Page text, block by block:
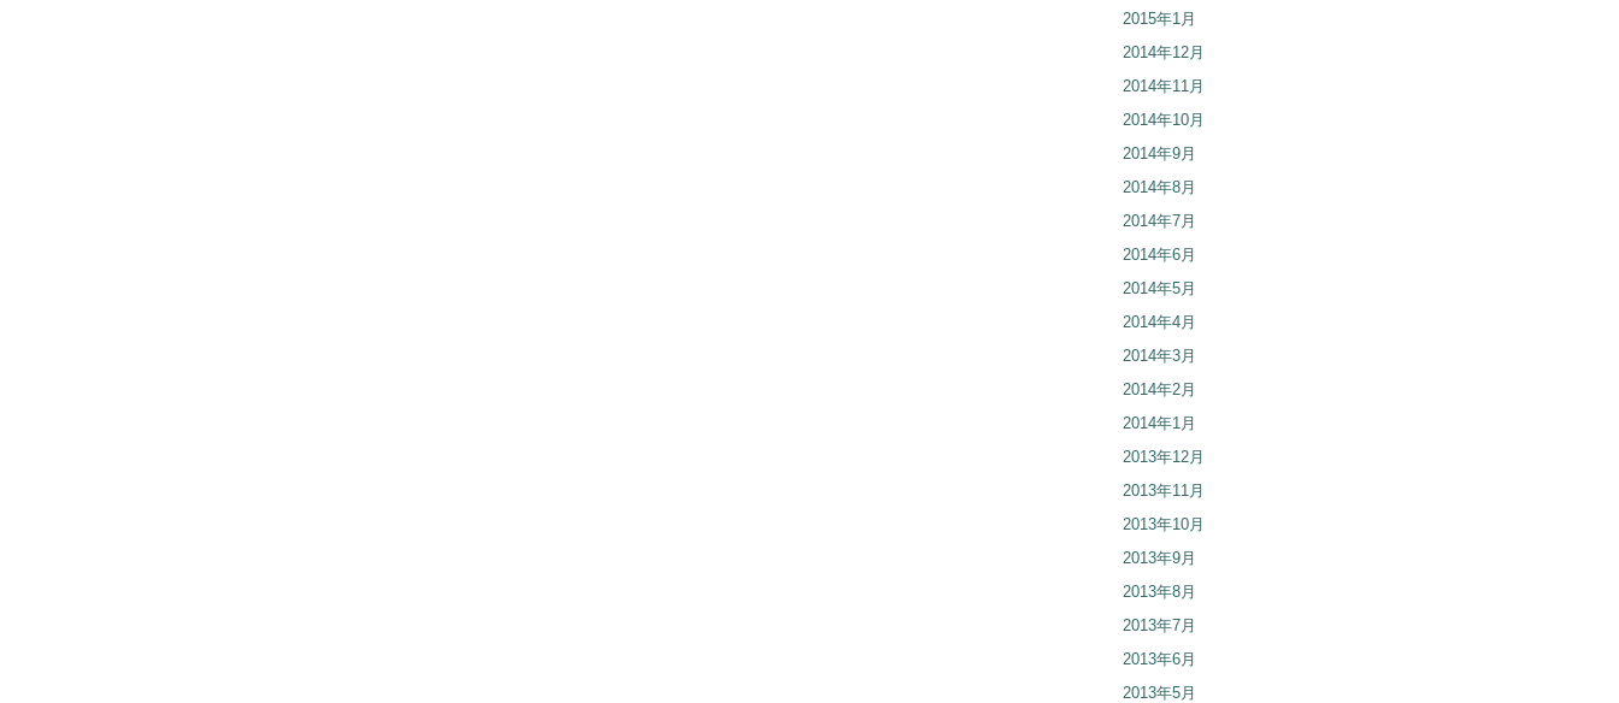
2015年1月
2014年12月
2014年11月
2014年10月
2014年9月
2014年8月
2014年7月
2014年6月
2014年5月
2014年4月
2014年3月
2014年2月
2014年1月
2013年12月
2013年11月
2013年10月
2013年9月
2013年8月
2013年7月
2013年6月
2013年5月